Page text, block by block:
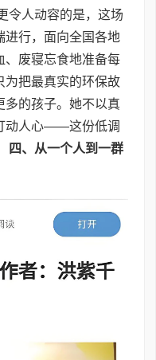
令人动容的是，这场
进行，面向全国各地
、废寝忘食地准备每
为把最真实的环保故
多的孩子。她不以真
动人心——这份低调
四、从一个人到一群